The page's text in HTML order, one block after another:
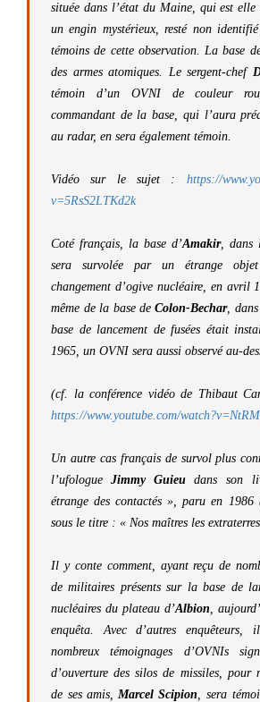
située dans l’état du Maine, qui est elle
un engin mystérieux, resté non
témoins de cette observation. La base
des armes atomiques. Le sergent-chef
témoin d’un OVNI de couleur
commandant de la base, qui l’aura
au radar, en sera également témoin.
Vidéo sur le sujet : https://
v=5RsS2LTKd2k
Coté français, la base d’Amakir, dans
sera survolée par un étrange
changement d’ogive nucléaire, en avril
même de la base de Colon-Bechar,
base de lancement de fusées était
1965, un OVNI sera aussi observé au-
(cf. la conférence vidéo de Thibaut
https://www.youtube.com/
Un autre cas français de survol plus
l’ufologue Jimmy Guieu dans son
étrange des contactés », paru en 1986
sous le titre : « Nos maîtres les
Il y conte comment, ayant reçu de
de militaires présents sur la base de
nucléaires du plateau d’Albion,
enquêta. Avec d’autres enquêteurs,
nombreux témoignages d’OVNIs
d’ouverture des silos de missiles, pour
de ses amis, Marcel Scipion, sera